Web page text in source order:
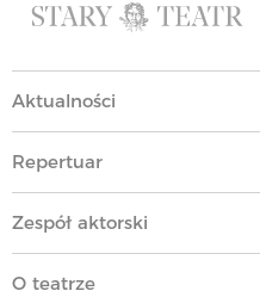
Aktualności
Repertuar
Zespół aktorski
O teatrze